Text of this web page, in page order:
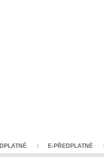
E-PŘEDPLATNÉ